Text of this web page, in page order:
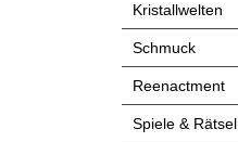
Kristallwelten
Schmuck
Reenactment
Spiele & Rätsel